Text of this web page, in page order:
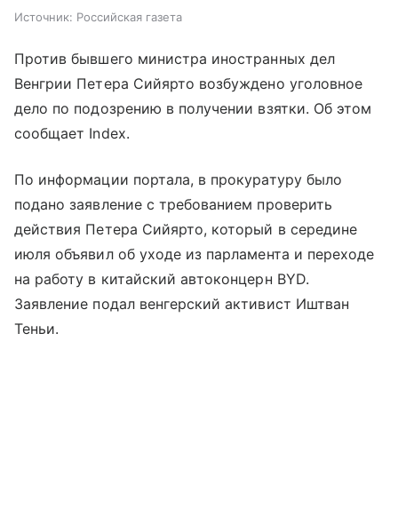
Источник: Российская газета
Против бывшего министра иностранных дел
Венгрии Петера Сийярто возбуждено уголовное
дело по подозрению в получении взятки. Об этом
сообщает Index.
По информации портала, в прокуратуру было
подано заявление с требованием проверить
действия Петера Сийярто, который в середине
июля объявил об уходе из парламента и переходе
на работу в китайский автоконцерн BYD.
Заявление подал венгерский активист Иштван
Теньи.